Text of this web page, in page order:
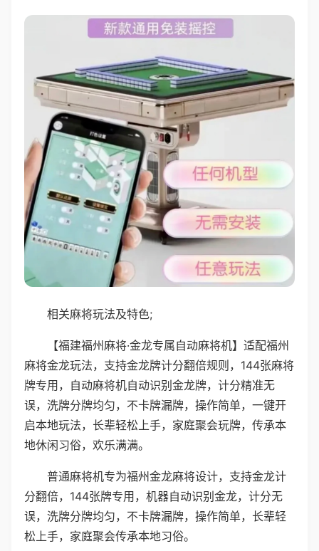
相关麻将玩法及特色;
【福建福州麻将·金龙专属自动麻将机】适配福州
麻将金龙玩法，支持金龙牌计分翻倍规则，144张麻将
牌专用，自动麻将机自动识别金龙牌，计分精准无
误，洗牌分牌均匀，不卡牌漏牌，操作简单，一键开
启本地玩法，长辈轻松上手，家庭聚会玩牌，传承本
地休闲习俗，欢乐满满。
普通麻将机专为福州金龙麻将设计，支持金龙计
分翻倍，144张牌专用，机器自动识别金龙，计分无
误，洗牌分牌均匀，不卡牌漏牌，操作简单，长辈轻
松上手，家庭聚会传承本地习俗。